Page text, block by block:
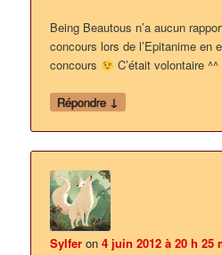
Being Beautous n’a aucun
concours lors de l’Epitanime en
concours
C’était volontaire ^^
Répondre ↓
Sylfer on4 juin 2012 à 20 h 25